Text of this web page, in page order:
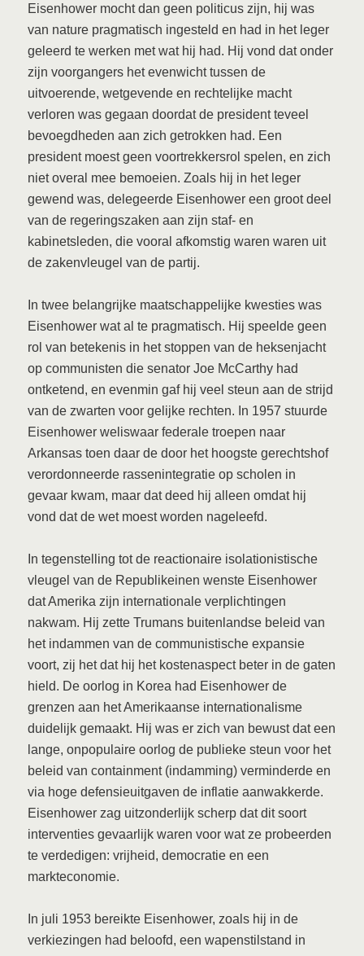
Eisenhower mocht dan geen politicus zijn, hij was
van nature pragmatisch ingesteld en had in het leger
geleerd te werken met wat hij had. Hij vond dat onder
zijn voorgangers het evenwicht tussen de
uitvoerende, wetgevende en rechtelijke macht
verloren was gegaan doordat de president teveel
bevoegdheden aan zich getrokken had. Een
president moest geen voortrekkersrol spelen, en zich
niet overal mee bemoeien. Zoals hij in het leger
gewend was, delegeerde Eisenhower een groot deel
van de regeringszaken aan zijn staf- en
kabinetsleden, die vooral afkomstig waren waren uit
de zakenvleugel van de partij.
In twee belangrijke maatschappelijke kwesties was
Eisenhower wat al te pragmatisch. Hij speelde geen
rol van betekenis in het stoppen van de heksenjacht
op communisten die senator Joe McCarthy had
ontketend, en evenmin gaf hij veel steun aan de strijd
van de zwarten voor gelijke rechten. In 1957 stuurde
Eisenhower weliswaar federale troepen naar
Arkansas toen daar de door het hoogste gerechtshof
verordonneerde rassenintegratie op scholen in
gevaar kwam, maar dat deed hij alleen omdat hij
vond dat de wet moest worden nageleefd.
In tegenstelling tot de reactionaire isolationistische
vleugel van de Republikeinen wenste Eisenhower
dat Amerika zijn internationale verplichtingen
nakwam. Hij zette Trumans buitenlandse beleid van
het indammen van de communistische expansie
voort, zij het dat hij het kostenaspect beter in de gaten
hield. De oorlog in Korea had Eisenhower de
grenzen aan het Amerikaanse internationalisme
duidelijk gemaakt. Hij was er zich van bewust dat een
lange, onpopulaire oorlog de publieke steun voor het
beleid van containment (indamming) verminderde en
via hoge defensieuitgaven de inflatie aanwakkerde.
Eisenhower zag uitzonderlijk scherp dat dit soort
interventies gevaarlijk waren voor wat ze probeerden
te verdedigen: vrijheid, democratie en een
markteconomie.
In juli 1953 bereikte Eisenhower, zoals hij in de
verkiezingen had beloofd, een wapenstilstand in